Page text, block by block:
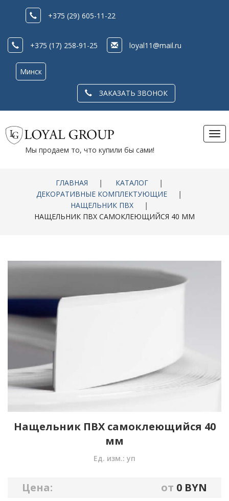
+375 (29) 605-11-22
+375 (17) 258-91-25 loyal11@mail.ru
Минск
ЗАКАЗАТЬ ЗВОНОК
Мы продаем то, что купили бы сами!
ГЛАВНАЯ | КАТАЛОГ
|
ДЕКОРАТИВНЫЕ КОМПЛЕКТУЮЩИЕ
|
НАЩЕЛЬНИК ПВХ
|
НАЩЕЛЬНИК ПВХ САМОКЛЕЮЩИЙСЯ 40 ММ
Нащельник ПВХ самоклеющийся 40
мм
Ед. изм.: уп
Цена: от 0 BYN